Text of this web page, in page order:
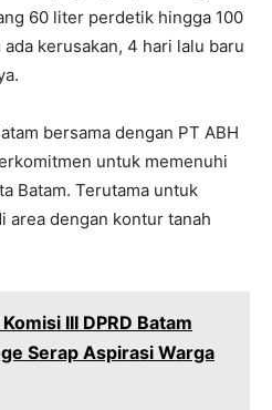
60 liter perdetik hingga 100
kerusakan, 4 hari lalu baru
bersama dengan PT ABH
untuk memenuhi
Batam. Terutama untuk
area dengan kontur tanah
III DPRD Batam
Serap Aspirasi Warga